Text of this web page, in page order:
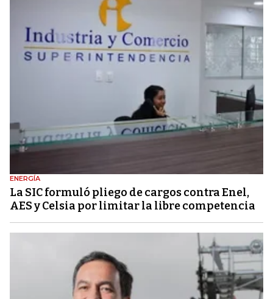
ENERGÍA
La SIC formuló pliego de cargos contra Enel,
AES y Celsia por limitar la libre competencia